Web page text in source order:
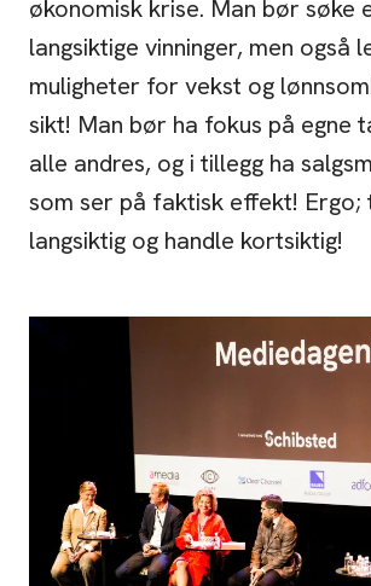
økonomisk krise. Man bør søke
langsiktige vinninger, men også
muligheter for vekst og
sikt! Man bør ha fokus på egne
alle andres, og i tillegg ha
som ser på faktisk effekt! Ergo;
langsiktig og handle kortsiktig!